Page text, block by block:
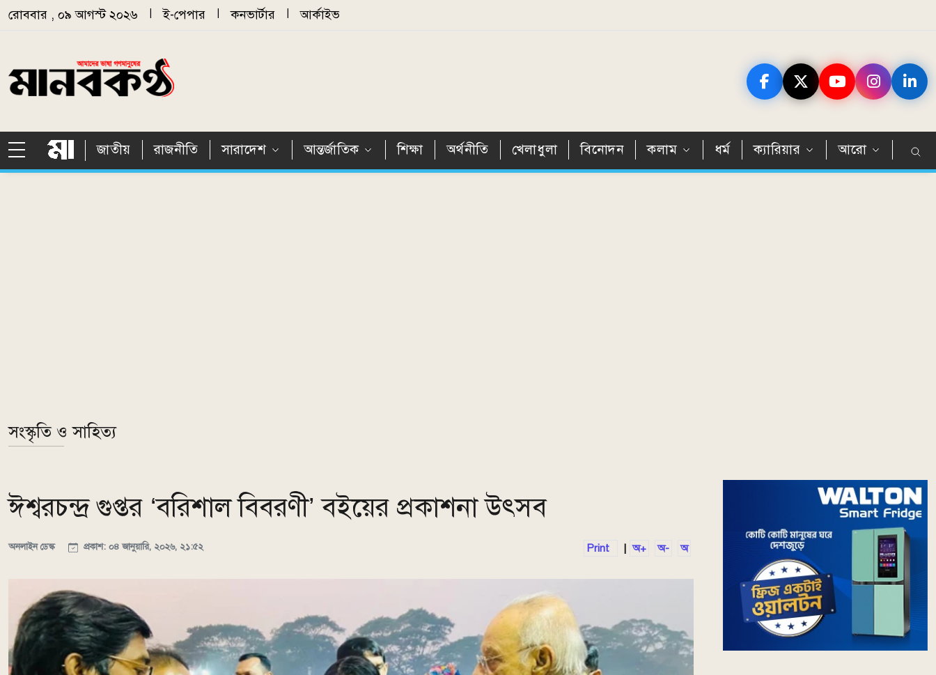
Skip to main content
রোববার , ০৯ আগস্ট ২০২৬ ই-পেপার কনভার্টার আর্কাইভ
জাতীয় রাজনীতি সারাদেশ আন্তর্জাতিক শিক্ষা অর্থনীতি খেলাধুলা বিনোদন কলাম ধর্ম ক্যারিয়ার আরো
সংস্কৃতি ও সাহিত্য
ঈশ্বরচন্দ্র গুপ্তর ‘বরিশাল বিবরণী’ বইয়ের প্রকাশনা উৎসব
অনলাইন ডেস্ক প্রকাশ: ০৪ জানুয়ারি, ২০২৬, ২১:৫২ Print অ+ অ- অ